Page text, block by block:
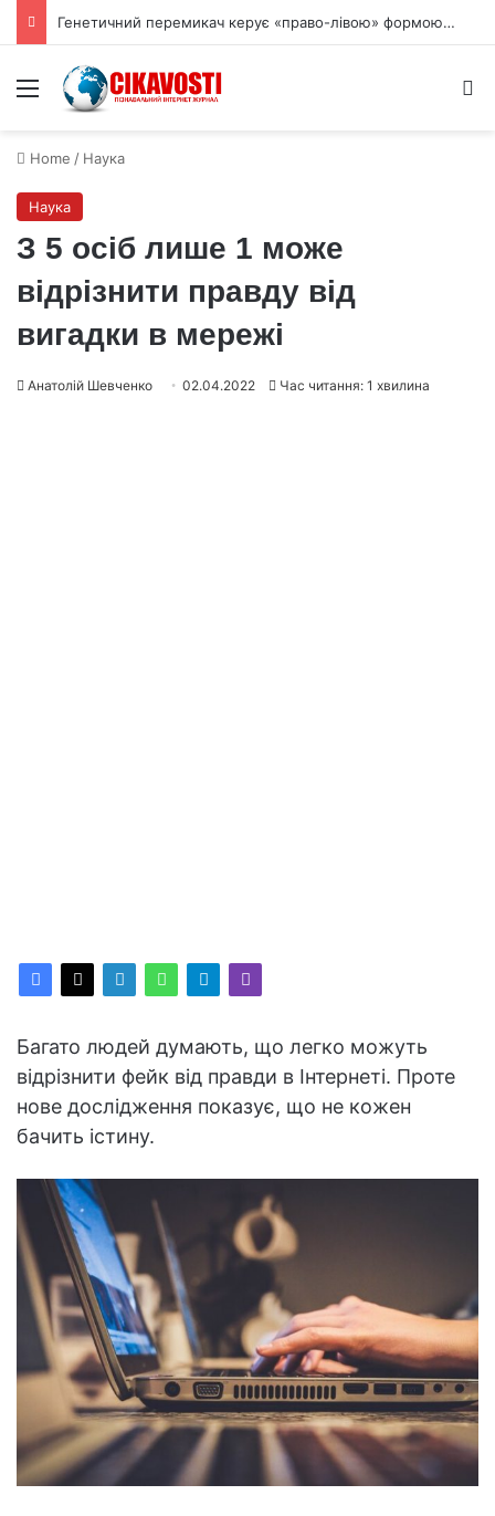
Генетичний перемикач керує «право-лівою» формою квітів лілій-метеликів
Menu
Home / Наука
Наука
З 5 осіб лише 1 може
відрізнити правду від
вигадки в мережі
Анатолій Шевченко 02.04.2022 Час читання: 1 хвилина
Багато людей думають, що легко можуть
відрізнити фейк від правди в Інтернеті. Проте
нове дослідження показує, що не кожен
бачить істину.